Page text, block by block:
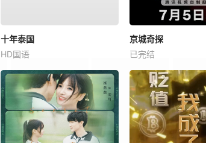
十年泰国
HD国语
京城奇探
已完结